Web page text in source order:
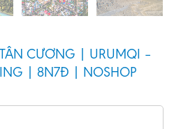
CƯƠNG | URUMQI –
| 8N7Đ | NOSHOP